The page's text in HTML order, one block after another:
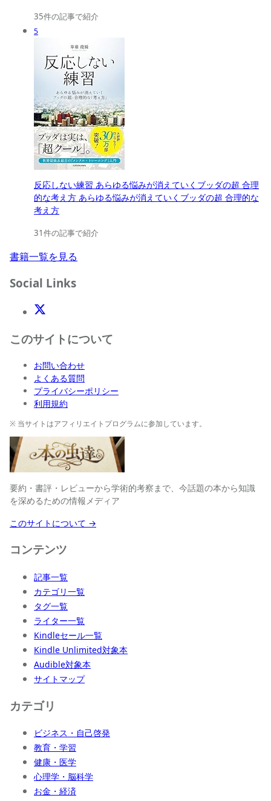
35件の記事で紹介
5
反応しない練習 あらゆる悩みが消えていくブッダの超 合理
的な考え方 あらゆる悩みが消えていくブッダの超 合理的な
考え方
31件の記事で紹介
書籍一覧を見る
Social Links
X(Twitter)
このサイトについて
お問い合わせ
よくある質問
プライバシーポリシー
利用規約
※ 当サイトはアフィリエイトプログラムに参加しています。
要約・書評・レビューから学術的考察まで、今話題の本から知識
を深めるための情報メディア
このサイトについて →
コンテンツ
記事一覧
カテゴリ一覧
タグ一覧
ライター一覧
Kindleセール一覧
Kindle Unlimited対象本
Audible対象本
サイトマップ
カテゴリ
ビジネス・自己啓発
教育・学習
健康・医学
心理学・脳科学
お金・経済